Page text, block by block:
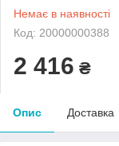
Немає в наявності
Код: 20000000388
2 416 ₴
Опис Доставка